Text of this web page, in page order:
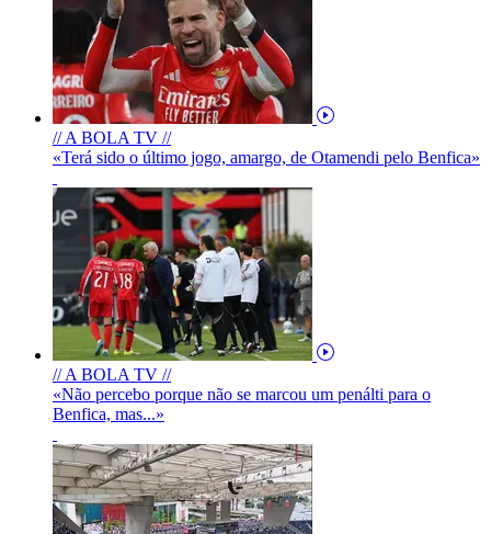
// A BOLA TV //
«Terá sido o último jogo, amargo, de Otamendi pelo Benfica»
// A BOLA TV //
«Não percebo porque não se marcou um penálti para o
Benfica, mas...»